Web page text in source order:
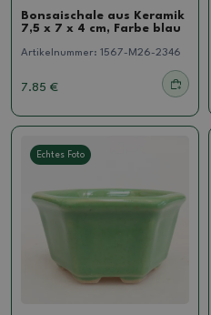
Bonsaischale aus Keramik
7,5 x 7 x 4 cm, Farbe blau
Artikelnummer: 1567-M26-2346
7.85 €
Echtes Foto